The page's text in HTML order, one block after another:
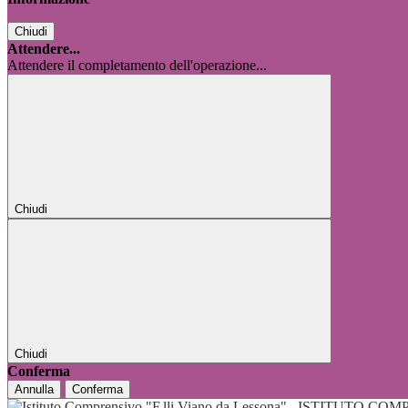
Chiudi
Attendere...
Attendere il completamento dell'operazione...
Chiudi
Chiudi
Conferma
Annulla Conferma